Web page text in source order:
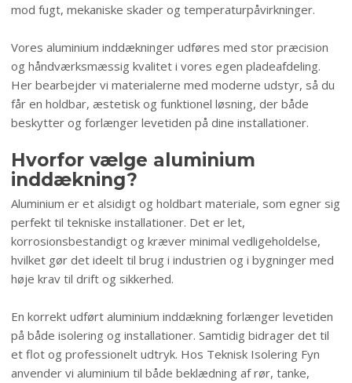
mod fugt, mekaniske skader og temperaturpåvirkninger.
Vores aluminium inddækninger udføres med stor præcision
og håndværksmæssig kvalitet i vores egen pladeafdeling.
Her bearbejder vi materialerne med moderne udstyr, så du
får en holdbar, æstetisk og funktionel løsning, der både
beskytter og forlænger levetiden på dine installationer.
Hvorfor vælge aluminium
inddækning?
Aluminium er et alsidigt og holdbart materiale, som egner sig
perfekt til tekniske installationer. Det er let,
korrosionsbestandigt og kræver minimal vedligeholdelse,
hvilket gør det ideelt til brug i industrien og i bygninger med
høje krav til drift og sikkerhed.
En korrekt udført aluminium inddækning forlænger levetiden
på både isolering og installationer. Samtidig bidrager det til
et flot og professionelt udtryk. Hos Teknisk Isolering Fyn
anvender vi aluminium til både beklædning af rør, tanke,